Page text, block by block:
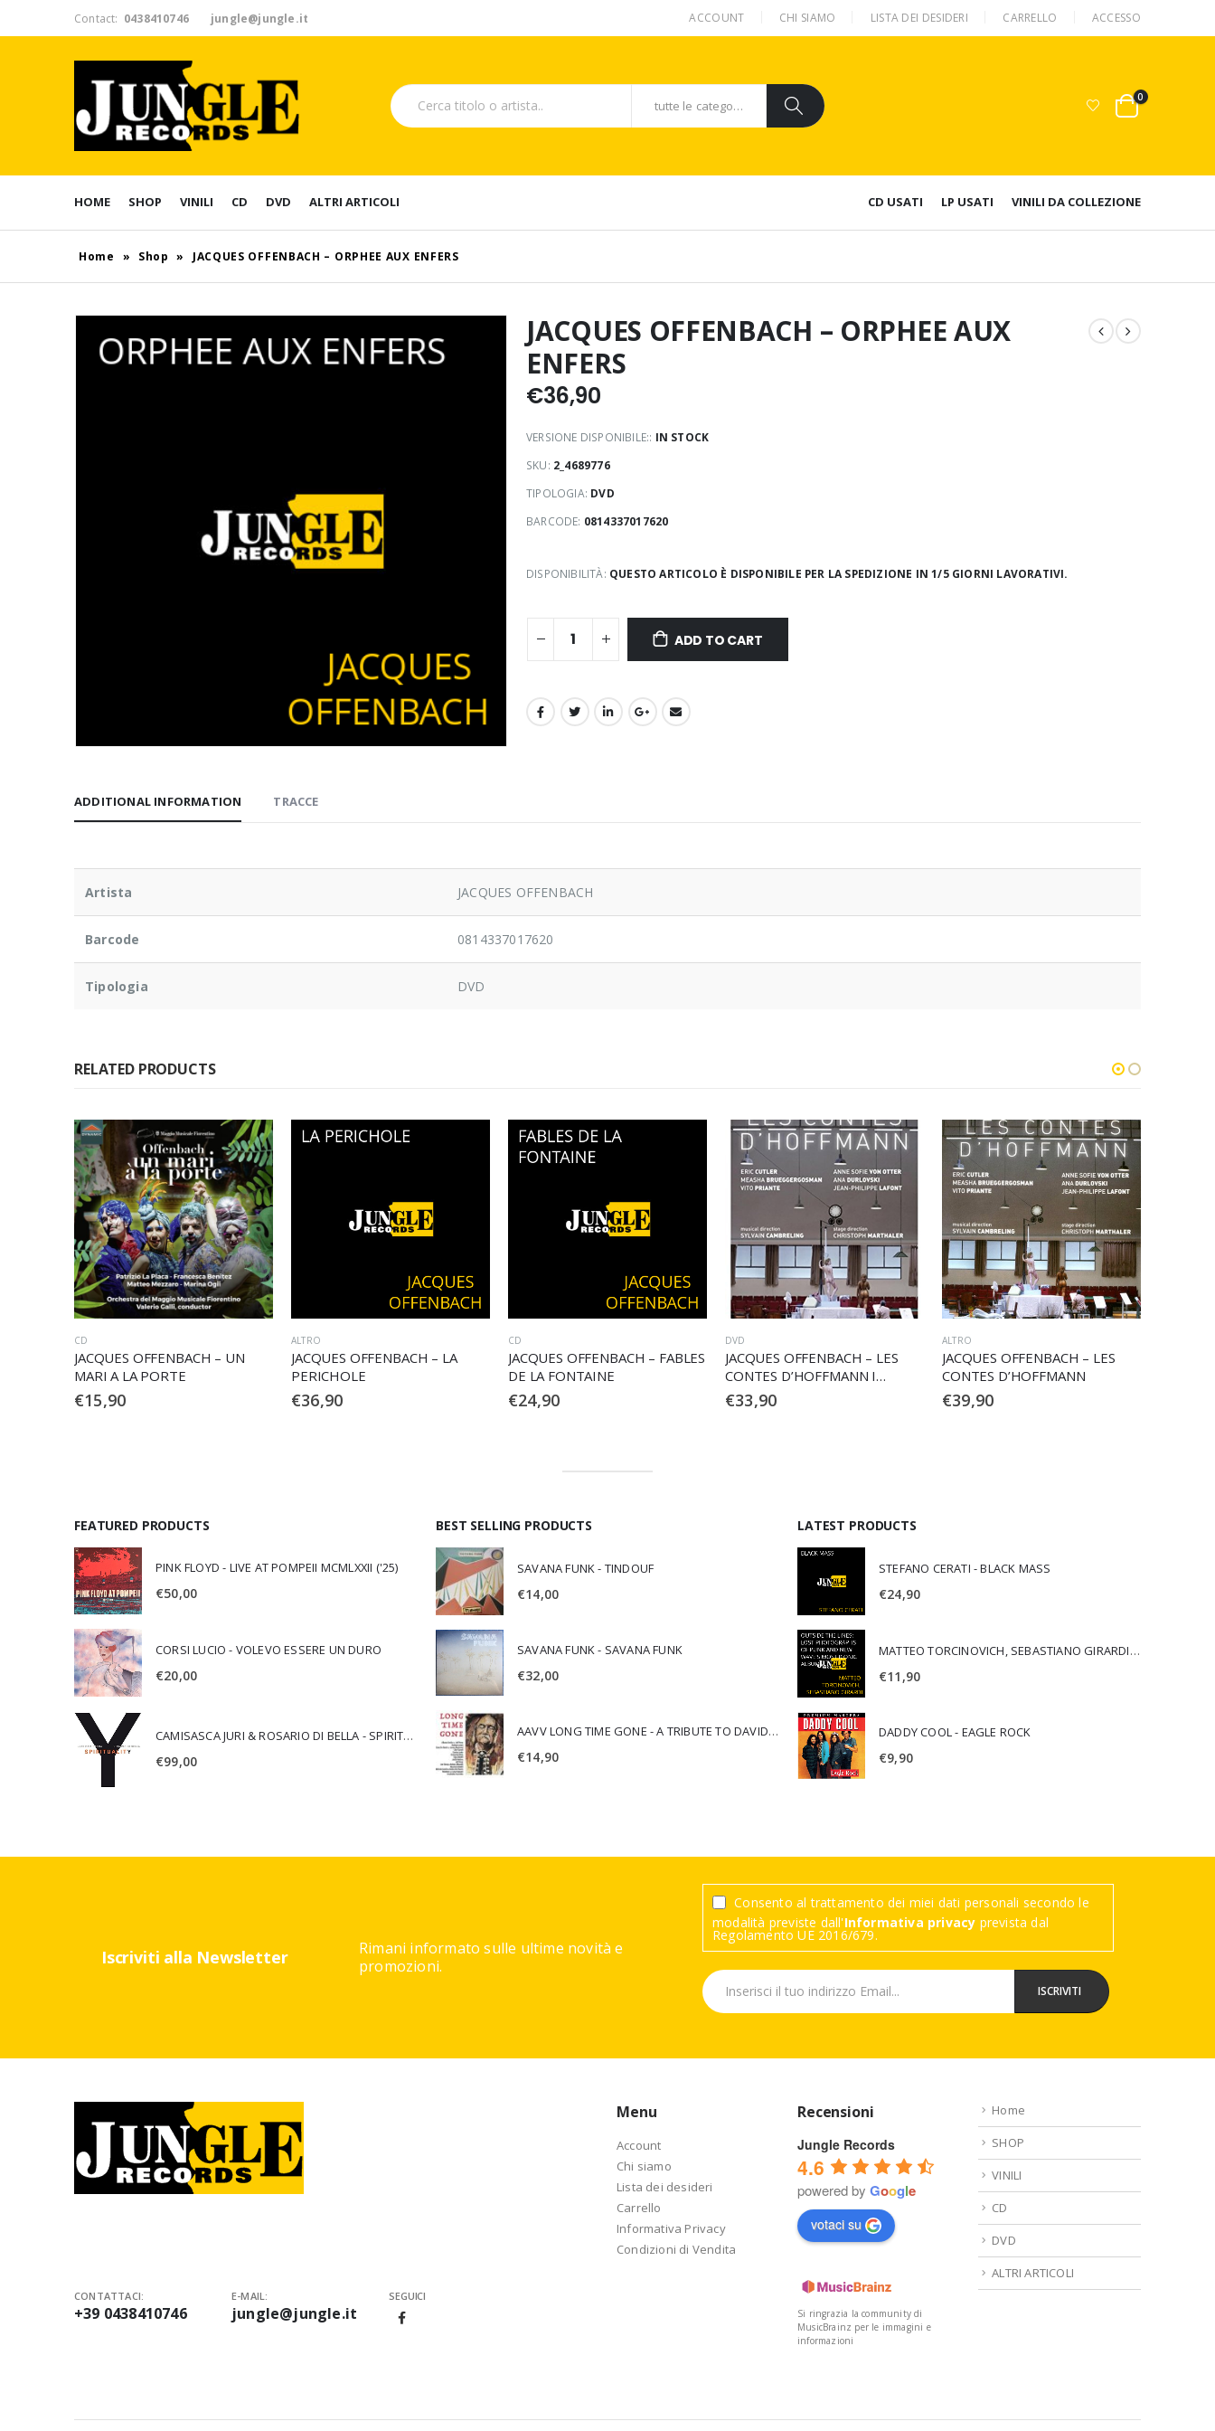
Contact: 0438410746 jungle@jungle.it ACCOUNT CHI SIAMO LISTA DEI DESIDERI CARRELLO ACCESSO
tutte le categorie
0
HOME SHOP VINILI CD DVD ALTRI ARTICOLI CD USATI LP USATI VINILI DA COLLEZIONE
Home » Shop » JACQUES OFFENBACH – ORPHEE AUX ENFERS
JACQUES OFFENBACH – ORPHEE AUX
ENFERS
€36,90
VERSIONE DISPONIBILE:: IN STOCK
SKU: 2_4689776
TIPOLOGIA: DVD
BARCODE: 0814337017620
DISPONIBILITÀ: QUESTO ARTICOLO È DISPONIBILE PER LA SPEDIZIONE IN 1/5 GIORNI LAVORATIVI.
ADD TO CART
ADDITIONAL INFORMATION TRACCE
Artista JACQUES OFFENBACH
Barcode 0814337017620
Tipologia DVD
RELATED PRODUCTS
ALTRO
JACQUES OFFENBACH – LA
PERICHOLE
€36,90
CD
JACQUES OFFENBACH – FABLES
DE LA FONTAINE
€24,90
DVD
JACQUES OFFENBACH – LES
CONTES D’HOFFMANN I
RACCONTI DI HOFFMANN
€33,90
ALTRO
JACQUES OFFENBACH – LES
CONTES D’HOFFMANN
€39,90
ALTRO
JACQUES OFFENBACH – LA
BELLE HELENE
€41,90
FEATURED PRODUCTS
PINK FLOYD - LIVE AT POMPEII MCMLXXII ('25)
€50,00
CORSI LUCIO - VOLEVO ESSERE UN DURO
€20,00
CAMISASCA JURI & ROSARIO DI BELLA - SPIRITUALITY
€99,00
BEST SELLING PRODUCTS
SAVANA FUNK - TINDOUF
€14,00
SAVANA FUNK - SAVANA FUNK
€32,00
AAVV LONG TIME GONE - A TRIBUTE TO DAVID CROSBY
€14,90
LATEST PRODUCTS
STEFANO CERATI - BLACK MASS
€24,90
MATTEO TORCINOVICH, SEBASTIANO GIRARDI - OUTSIDE THE LINES: LOST PHOTOGRAPHS OF PUNK AND NEW WAVE'S MOST ICONIC ALBUMS
€11,90
DADDY COOL - EAGLE ROCK
€9,90
Iscriviti alla Newsletter
Rimani informato sulle ultime novità e
promozioni.
Consento al trattamento dei miei dati personali secondo le
modalità previste dall'Informativa privacy prevista dal
Regolamento UE 2016/679.
CONTATTACI:
+39 0438410746
E-MAIL:
jungle@jungle.it
SEGUICI
Menu
Account
Chi siamo
Lista dei desideri
Carrello
Informativa Privacy
Condizioni di Vendita
Recensioni
Jungle Records
4.6
powered by Google
votaci su
Si ringrazia la community di
MusicBrainz per le immagini e
informazioni
Home
SHOP
VINILI
CD
DVD
ALTRI ARTICOLI